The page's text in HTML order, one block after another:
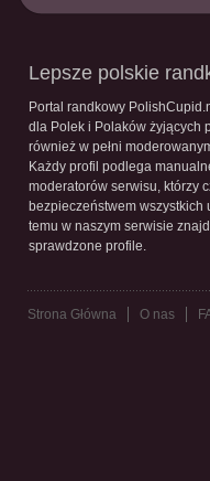
Lepsze polskie
Portal randkowy
dla Polek i Polaków żyjących
również w pełni
Każdy profil podlega
moderatorów serwisu, którzy
bezpieczeństwem wszystkich
temu w naszym serwisie
sprawdzone profile.
Strona Główna O nas